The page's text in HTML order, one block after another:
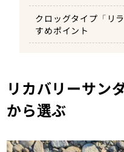
クロッグタイプ「リ
すめポイント
リカバリーサン
から選ぶ